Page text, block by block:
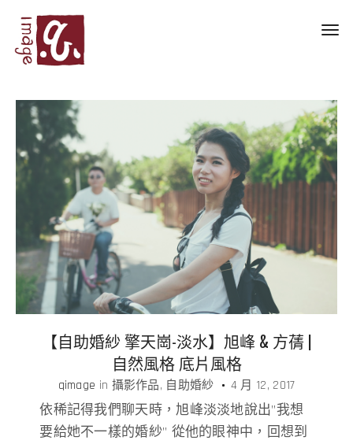
【自助婚紗 擎天崗-淡水】旭峰 & 方蒨 |
自然風格 底片風格
qimage in 攝影作品 自助婚紗 4 月 12, 2017
依稀記得我們聊天時，旭峰淡淡地說出”我想
要給她不一樣的婚紗” 從他的眼神中，回想到